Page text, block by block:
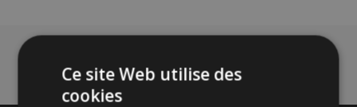
Ce site Web utilise des
cookies